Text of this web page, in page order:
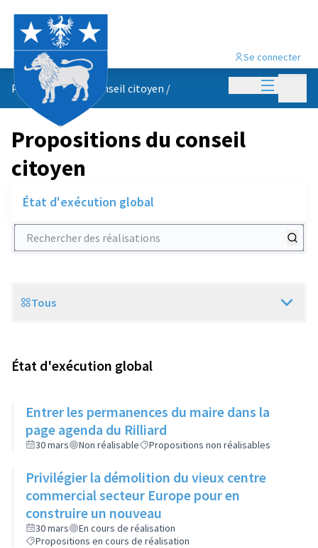
Menu
Se connecter
Propositions du conseil citoyen /
Propositions du conseil
citoyen
État d'exécution global
Rechercher des réalisations
Scope
Tous
État d'exécution global
Entrer les permanences du maire dans la
page agenda du Rilliard
30 mars Non réalisable Propositions non réalisables
Privilégier la démolition du vieux centre
commercial secteur Europe pour en
construire un nouveau
30 mars
En cours de réalisation
Propositions en cours de réalisation